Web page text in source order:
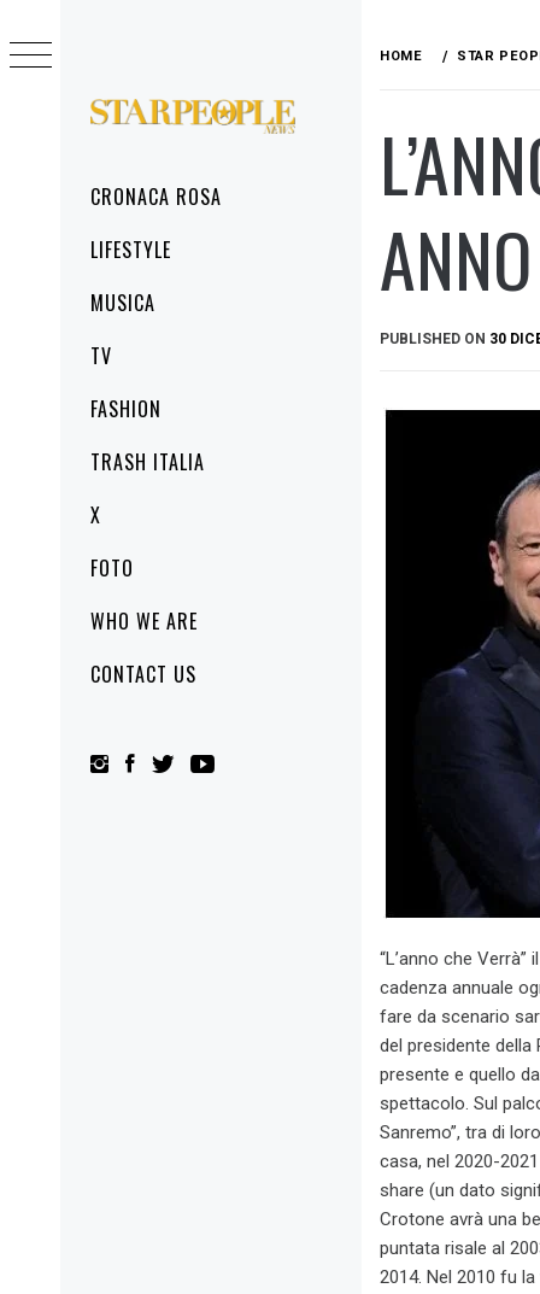
STARPEOPLENEWS
MenuCRONACA ROSA
LIFESTYLE
MUSICA
TV
FASHION
TRASH ITALIA
X
FOTO
WHO WE ARE
CONTACT US
to
content
HOME STAR
PUBLISHED ON 30
“L’anno che
cadenza annuale
fare da scenario
del presidente della
presente e quello
spettacolo. Sul
Sanremo”, tra di
casa, nel 2020-
share (un dato
Crotone avrà una
puntata risale al
2014. Nel 2010 fu